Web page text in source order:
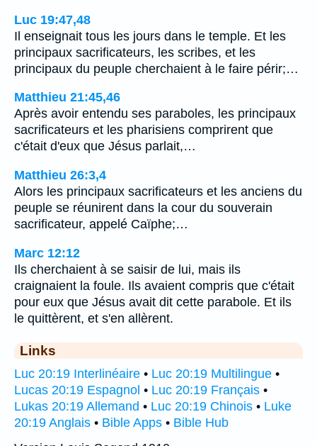
Luc 19:47,48
Il enseignait tous les jours dans le temple. Et les
principaux sacrificateurs, les scribes, et les
principaux du peuple cherchaient à le faire périr;…
Matthieu 21:45,46
Après avoir entendu ses paraboles, les principaux
sacrificateurs et les pharisiens comprirent que
c'était d'eux que Jésus parlait,…
Matthieu 26:3,4
Alors les principaux sacrificateurs et les anciens du
peuple se réunirent dans la cour du souverain
sacrificateur, appelé Caïphe;…
Marc 12:12
Ils cherchaient à se saisir de lui, mais ils
craignaient la foule. Ils avaient compris que c'était
pour eux que Jésus avait dit cette parabole. Et ils
le quittèrent, et s'en allèrent.
Links
Luc 20:19 Interlinéaire • Luc 20:19 Multilingue •
Lucas 20:19 Espagnol • Luc 20:19 Français •
Lukas 20:19 Allemand • Luc 20:19 Chinois • Luke
20:19 Anglais • Bible Apps • Bible Hub